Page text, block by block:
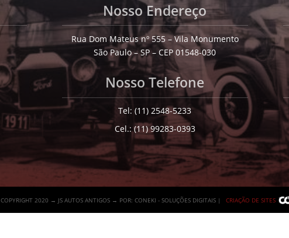
Nosso Endereço
Rua Dom Mateus nº 555 – Vila Monumento
São Paulo – SP – CEP 01548-030
Nosso Telefone
Tel: (11) 2548-5233
Cel.: (11) 99283-0393
2020 → JS AUTOS ANTIGOS → POR: CONEKI - SOLUÇÕES DIGITAIS | CRIAÇÃO DE SITES